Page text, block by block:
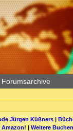
Forumsarchive
Jürgen Küßners|
Amazon! | Weitere